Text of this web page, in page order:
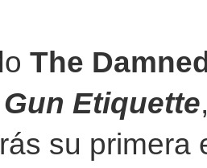
The
Etiquette
su